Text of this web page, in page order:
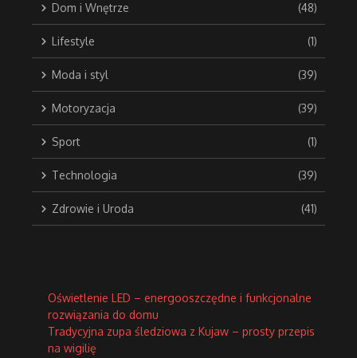
Dom i Wnętrze (48)
Lifestyle (1)
Moda i styl (39)
Motoryzacja (39)
Sport (1)
Technologia (39)
Zdrowie i Uroda (41)
Oświetlenie LED – energooszczędne i funkcjonalne
rozwiązania do domu
Tradycyjna zupa śledziowa z Kujaw – prosty przepis
na wigilię